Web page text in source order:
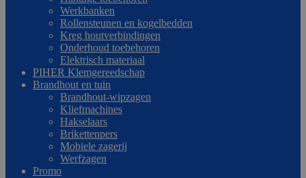
Werkbanken
Rollensteunen en kogelbedden
Kreg houtverbindingen
Onderhoud toebehoren
Elektrisch materiaal
PIHER Klemgereedschap
Brandhout en tuin
Brandhout-wipzagen
Kliefmachines
Hakselaars
Brikettenpers
Mobiele zagerij
Werfzagen
Promo